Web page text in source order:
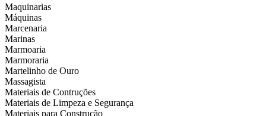
Maquinarias
Máquinas
Marcenaria
Marinas
Marmoaria
Marmoraria
Martelinho de Ouro
Massagista
Materiais de Contruções
Materiais de Limpeza e Segurança
Materiais para Construção